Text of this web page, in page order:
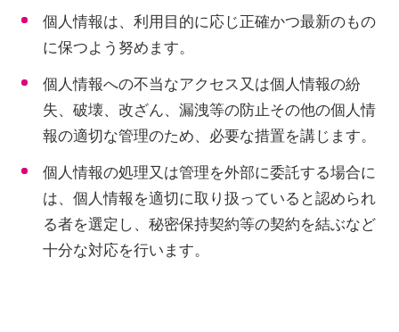
個人情報は、利用目的に応じ正確かつ最新のもの
に保つよう努めます。
個人情報への不当なアクセス又は個人情報の紛
失、破壊、改ざん、漏洩等の防止その他の個人情
報の適切な管理のため、必要な措置を講じます。
個人情報の処理又は管理を外部に委託する場合に
は、個人情報を適切に取り扱っていると認められ
る者を選定し、秘密保持契約等の契約を結ぶなど
十分な対応を行います。